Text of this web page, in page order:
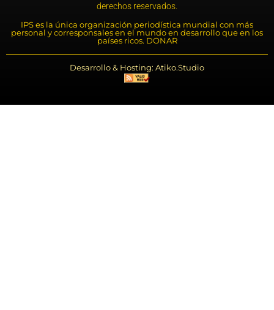
derechos reservados.
IPS es la única organización periodística mundial con más
personal y corresponsales en el mundo en desarrollo que en los
países ricos. DONAR
Desarrollo & Hosting: Atiko.Studio